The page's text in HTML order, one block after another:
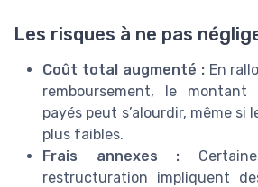
Les risques à ne pas
Coût total augmenté :En
remboursement, le
payés peut s’alourdir, même si
plus faibles.
Frais annexes :
restructuration impliquent